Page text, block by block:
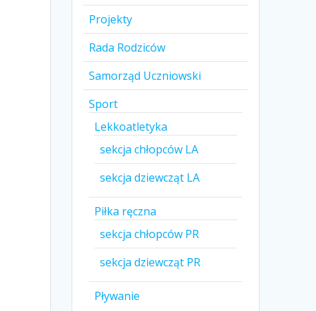
Projekty
Rada Rodziców
Samorząd Uczniowski
Sport
Lekkoatletyka
sekcja chłopców LA
sekcja dziewcząt LA
Piłka ręczna
sekcja chłopców PR
sekcja dziewcząt PR
Pływanie